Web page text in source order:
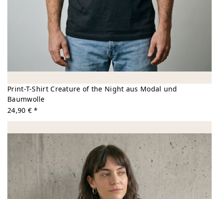
Print-T-Shirt Creature of the Night aus Modal und
Baumwolle
24,90 € *